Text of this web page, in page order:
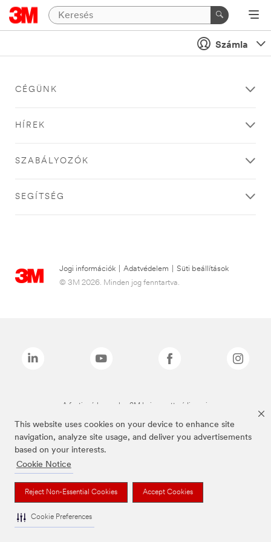
This website uses cookies on your device to enhance site
navigation, analyze site usage, and deliver you advertisements
based on your interests.
Cookie Notice
Reject Non-Essential Cookies Accept Cookies
Cookie Preferences
Számla
CÉGÜNK
HÍREK
SZABÁLYOZÓK
SEGÍTSÉG
Jogi információk Adatvédelem
Süti beállítások
© 3M 2026. Minden jog fenntartva.
A fenti márkanevek a 3M bejegyzett védjegyei.